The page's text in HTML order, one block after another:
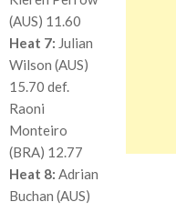
(AUS) 11.60
Heat 7: Julian
Wilson (AUS)
15.70 def.
Raoni
Monteiro
(BRA) 12.77
Heat 8: Adrian
Buchan (AUS)